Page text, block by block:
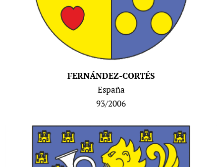
FERNÁNDEZ-CORTÉS
España
93/2006